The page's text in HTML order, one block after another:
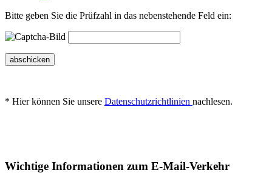
Bitte geben Sie die Prüfzahl in das nebenstehende Feld ein:
abschicken
* Hier können Sie unsere Datenschutzrichtlinien nachlesen.
Wichtige Informationen zum E-Mail-Verkehr